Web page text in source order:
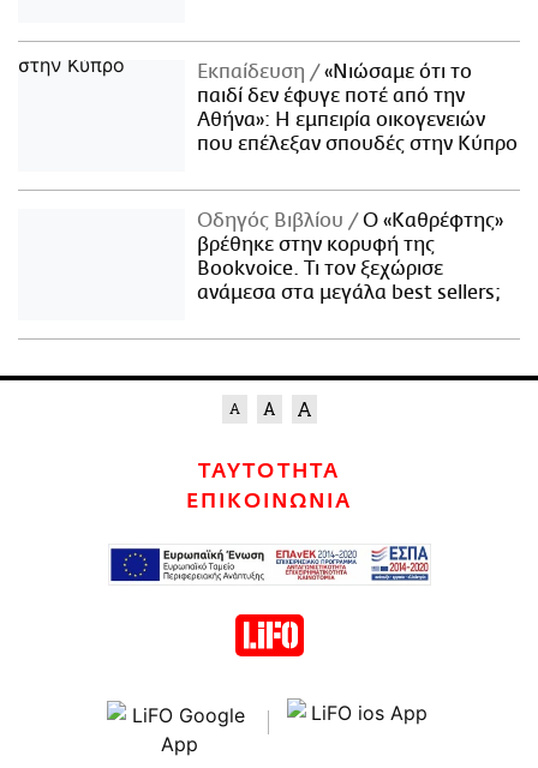
Εκπαίδευση
«Νιώσαμε ότι το
παιδί δεν έφυγε ποτέ από την
Αθήνα»: Η εμπειρία οικογενειών
που επέλεξαν σπουδές στην Κύπρο
Οδηγός Βιβλίου
Ο «Καθρέφτης»
βρέθηκε στην κορυφή της
Bookvoice. Τι τον ξεχώρισε
ανάμεσα στα μεγάλα best sellers;
ΤΑΥΤΟΤΗΤΑ
ΕΠΙΚΟΙΝΩΝΙΑ